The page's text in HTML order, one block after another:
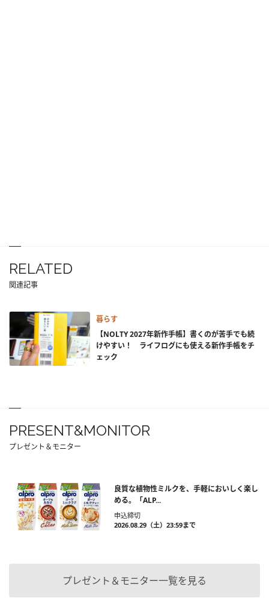
RELATED
関連記事
暮らす
【NOLTY 2027年新作手帳】書くのが苦手でも続
けやすい！ ライフログにも使える新作手帳をチ
ェック
PRESENT&MONITOR
プレゼント＆モニター
良質な植物性ミルクを、手軽においしく楽し
める。「ALP...
申込締切
2026.08.29（土）23:59まで
プレゼント＆モニター一覧を見る